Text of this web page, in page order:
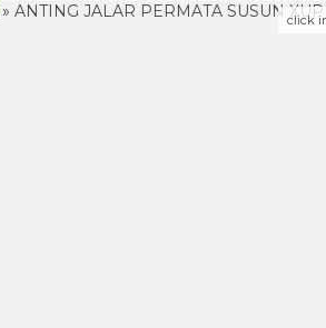
» ANTING JALAR PERMATA SUSUNclick